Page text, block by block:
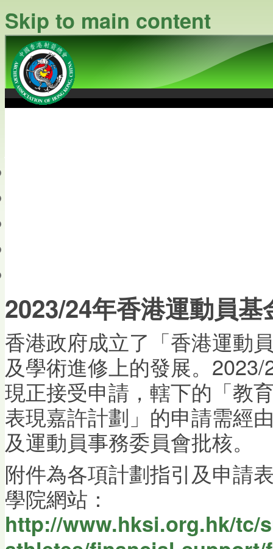
Skip to main content
2023/24年香港運動員
香港政府成立了「香港運動
及學術進修上的發展。
現正接受申請，轄下的「教
表現嘉許計劃」的申請需經
及運動員事務委員會批核。
附件為各項計劃指引及申請
學院網站：
http://www.hksi.org.hk/tc/